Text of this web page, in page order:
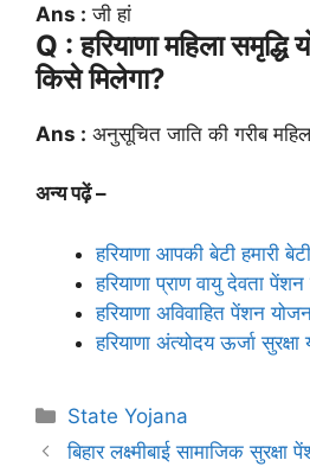
Ans : जी हां
Q : हरियाणा महिला समृद्धि
किसे मिलेगा?
Ans : अनुसूचित जाति की गरीब
अन्य पढ़ें –
हरियाणा आपकी बेटी हमारी
हरियाणा प्राण वायु देवता
हरियाणा अविवाहित पेंशन
हरियाणा अंत्योदय ऊर्जा सुरक्षा
Categories
State Yojana
बिहार लक्ष्मीबाई सामाजिक